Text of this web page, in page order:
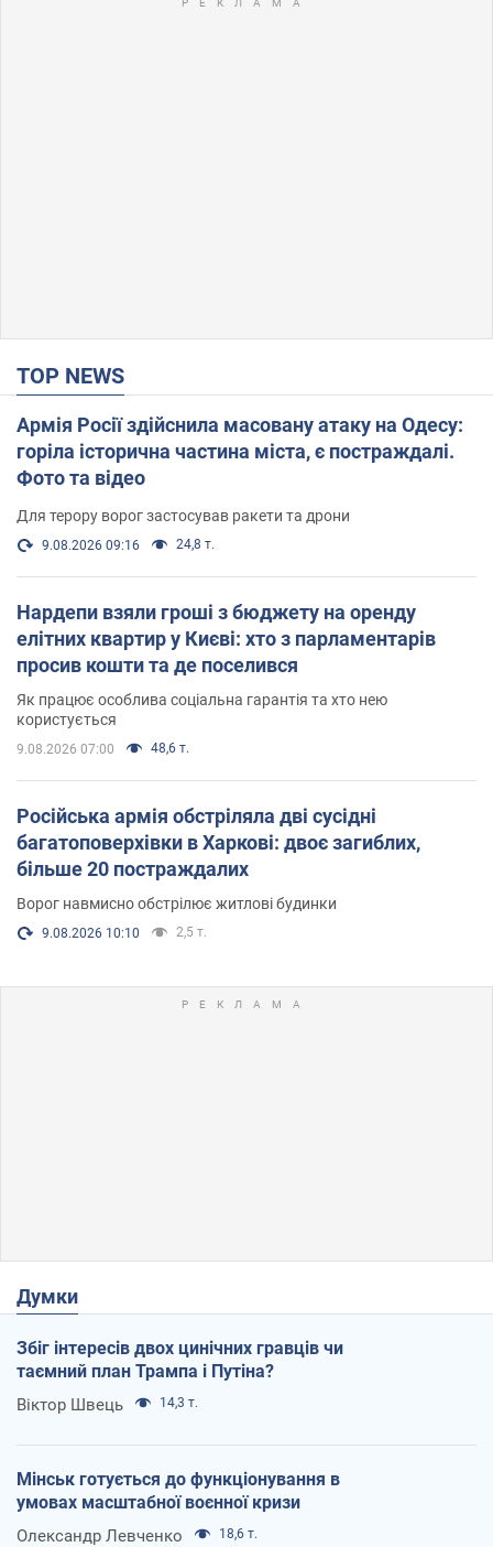
TOP NEWS
Армія Росії здійснила масовану атаку на Одесу:
горіла історична частина міста, є постраждалі.
Фото та відео
Для терору ворог застосував ракети та дрони
9.08.2026 09:16 24,8 т.
Нардепи взяли гроші з бюджету на оренду
елітних квартир у Києві: хто з парламентарів
просив кошти та де поселився
Як працює особлива соціальна гарантія та хто нею
користується
9.08.2026 07:00 48,6 т.
Російська армія обстріляла дві сусідні
багатоповерхівки в Харкові: двоє загиблих,
більше 20 постраждалих
Ворог навмисно обстрілює житлові будинки
9.08.2026 10:10 2,5 т.
Думки
Збіг інтересів двох цинічних гравців чи
таємний план Трампа і Путіна?
Віктор Швець 14,3 т.
Мінськ готується до функціонування в
умовах масштабної воєнної кризи
Олександр Левченко 18,6 т.